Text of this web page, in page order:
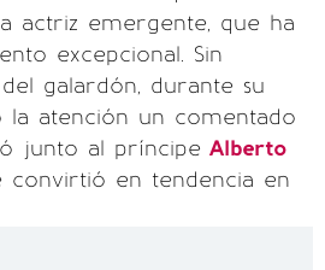
actriz emergente, que ha
excepcional. Sin
galardón, durante su
la atención un comentado
junto al príncipe Alberto
convirtió en tendencia en